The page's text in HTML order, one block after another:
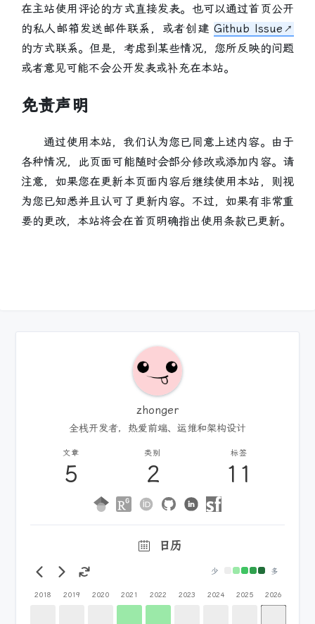
在主站使用评论的方式直接发表。也可以通过首页公开
的私人邮箱发送邮件联系，或者创建Github Issue
的方式联系。但是，考虑到某些情况，您所反映的问题
或者意见可能不会公开发表或补充在本站。
免责声明
通过使用本站，我们认为您已同意上述内容。由于
各种情况，此页面可能随时会部分修改或添加内容。请
注意，如果您在更新本页面内容后继续使用本站，则视
为您已知悉并且认可了更新内容。 不过，如果有非常重
要的更改，本站将会在首页明确指出使用条款已更新。
zhonger
全栈开发者，热爱前端、运维和架构设计
文章
5
类别
2
标签
11
日历
少 多
2018 2019 2020 2021 2022 2023 2024 2025 2026